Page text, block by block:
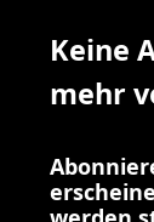
Keine
mehr